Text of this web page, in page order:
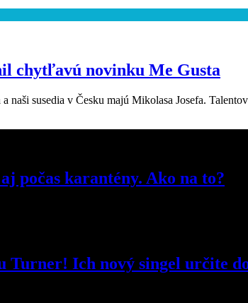
chytľavú novinku Me Gusta
naši susedia v Česku majú Mikolasa Josefa.
počas karantény. Ako na to?
Turner! Ich nový singel určite